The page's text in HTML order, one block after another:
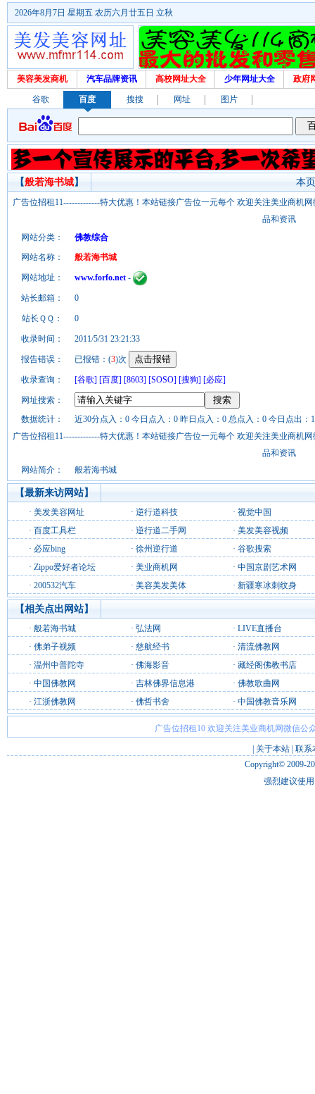
2026年8月7日 星期五 农历六月廿五日 立秋
美容美发商机 汽车品牌资讯 高校网址大全 少年网址大全 政府
谷歌 百度 搜搜 网址 图片
本
【般若海书城】
广告位招租11-------------特大优惠！本站链接广告位一元每个 欢迎关注美业商机
品和资讯
网站分类：
佛教综合
网站名称：
般若海书城
网站地址： www.forfo.net -
站长邮箱： 0
站长ＱＱ： 0
收录时间： 2011/5/31 23:21:33
报告错误： 已报错：(3)次
收录查询： [谷歌] [百度] [8603] [SOSO] [搜狗] [必应]
网址搜索：
数据统计：
近30分点入：0 今日点入：0 昨日点入：0 总点入：0 今日点出：
广告位招租11-------------特大优惠！本站链接广告位一元每个 欢迎关注美业商机
品和资讯
网站简介：
般若海书城
【最新来访网站】
· 美发美容网址 · 逆行道科技 · 视觉中国
· 百度工具栏 · 逆行道二手网 · 美发美容视频
· 必应bing · 徐州逆行道 · 谷歌搜索
· Zippo爱好者论坛 · 美业商机网 · 中国京剧艺术网
· 200532汽车 · 美容美发美体 · 新疆寒冰刺纹身
【相关点出网站】
· 般若海书城 · 弘法网 · LIVE直播台
· 佛弟子视频 · 慈航经书 · 清流佛教网
· 温州中普陀寺 · 佛海影音 · 藏经阁佛教书店
· 中国佛教网 · 吉林佛界信息港 · 佛教歌曲网
· 江浙佛教网 · 佛哲书舍 · 中国佛教音乐网
广告位招租10 欢迎关注美业商机网微信公
关于本站 联系
Copyright© 2009-
强烈建议使